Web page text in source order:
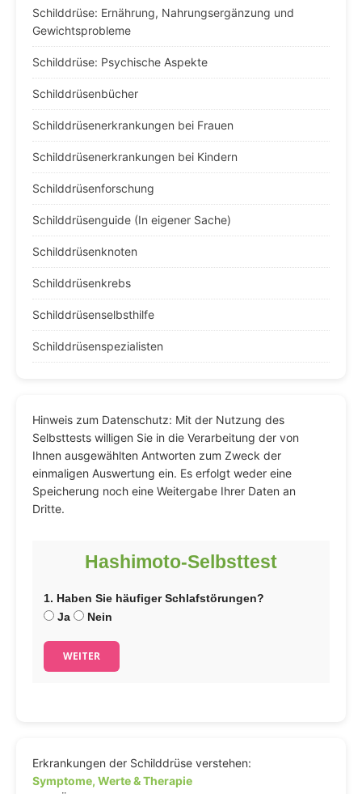
Schilddrüse: Ernährung, Nahrungsergänzung und
Gewichtsprobleme
Schilddrüse: Psychische Aspekte
Schilddrüsenbücher
Schilddrüsenerkrankungen bei Frauen
Schilddrüsenerkrankungen bei Kindern
Schilddrüsenforschung
Schilddrüsenguide (In eigener Sache)
Schilddrüsenknoten
Schilddrüsenkrebs
Schilddrüsenselbsthilfe
Schilddrüsenspezialisten
Hinweis zum Datenschutz: Mit der Nutzung des
Selbsttests willigen Sie in die Verarbeitung der von
Ihnen ausgewählten Antworten zum Zweck der
einmaligen Auswertung ein. Es erfolgt weder eine
Speicherung noch eine Weitergabe Ihrer Daten an
Dritte.
Hashimoto-Selbsttest
1. Haben Sie häufiger Schlafstörungen?
Ja
Nein
WEITER
Erkrankungen der Schilddrüse verstehen:
Symptome, Werte & Therapie